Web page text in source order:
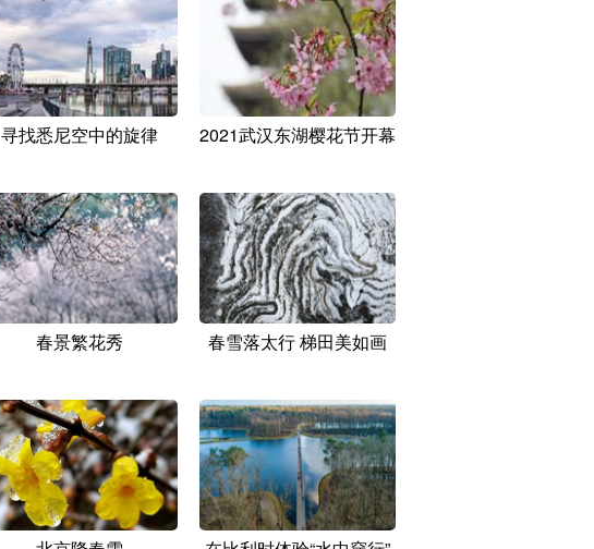
寻找悉尼空中的旋律 2021武汉东湖樱花节开幕
春景繁花秀 春雪落太行 梯田美如画